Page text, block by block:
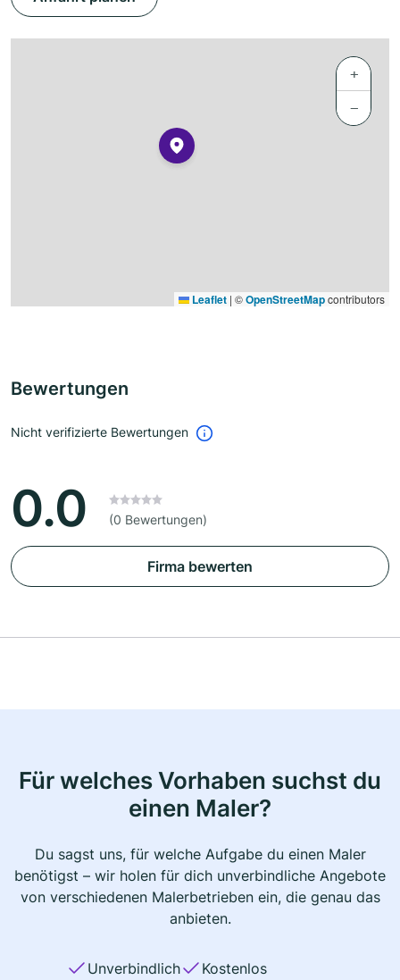
+
−
Leaflet | ©OpenStreetMapcontributors
Bewertungen
Nicht verifizierte Bewertungen
0.0 (0 Bewertungen)
Firma bewerten
Für welches Vorhaben suchst du
einen Maler?
Du sagst uns, für welche Aufgabe du einen Maler
benötigst – wir holen für dich unverbindliche Angebote
von verschiedenen Malerbetrieben ein, die genau das
anbieten.
Unverbindlich
Kostenlos